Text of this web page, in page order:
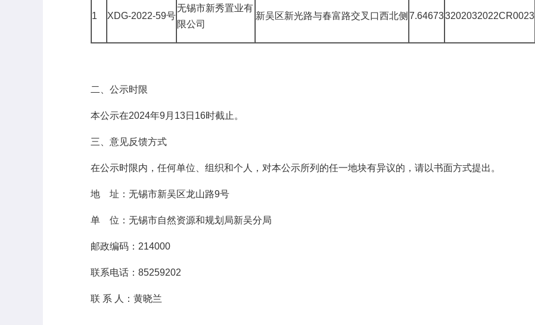
1 XDG-2022-59号
无锡市新秀置业有
限公司
新吴区新光路与春富路交叉口西北侧 7.646733202032022CR0023
二、公示时限
本公示在2024年9月13日16时截止。
三、意见反馈方式
在公示时限内，任何单位、组织和个人，对本公示所列的任一地块有异议的，请以书面方式提出。
地 址：无锡市新吴区龙山路9号
单 位：无锡市自然资源和规划局新吴分局
邮政编码：214000
联系电话：85259202
联 系 人：黄晓兰